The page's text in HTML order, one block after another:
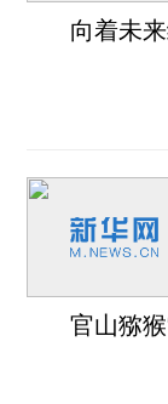
向着未
官山猕